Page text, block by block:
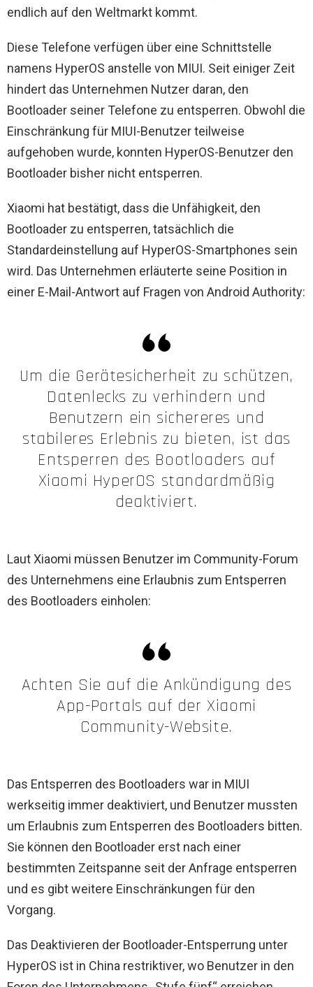
endlich auf den Weltmarkt kommt.
Diese Telefone verfügen über eine Schnittstelle
namens HyperOS anstelle von MIUI. Seit einiger Zeit
hindert das Unternehmen Nutzer daran, den
Bootloader seiner Telefone zu entsperren. Obwohl die
Einschränkung für MIUI-Benutzer teilweise
aufgehoben wurde, konnten HyperOS-Benutzer den
Bootloader bisher nicht entsperren.
Xiaomi hat bestätigt, dass die Unfähigkeit, den
Bootloader zu entsperren, tatsächlich die
Standardeinstellung auf HyperOS-Smartphones sein
wird. Das Unternehmen erläuterte seine Position in
einer E-Mail-Antwort auf Fragen von Android Authority:
Um die Gerätesicherheit zu schützen,
Datenlecks zu verhindern und
Benutzern ein sichereres und
stabileres Erlebnis zu bieten, ist das
Entsperren des Bootloaders auf
Xiaomi HyperOS standardmäßig
deaktiviert.
Laut Xiaomi müssen Benutzer im Community-Forum
des Unternehmens eine Erlaubnis zum Entsperren
des Bootloaders einholen:
Achten Sie auf die Ankündigung des
App-Portals auf der Xiaomi
Community-Website.
Das Entsperren des Bootloaders war in MIUI
werkseitig immer deaktiviert, und Benutzer mussten
um Erlaubnis zum Entsperren des Bootloaders bitten.
Sie können den Bootloader erst nach einer
bestimmten Zeitspanne seit der Anfrage entsperren
und es gibt weitere Einschränkungen für den
Vorgang.
Das Deaktivieren der Bootloader-Entsperrung unter
HyperOS ist in China restriktiver, wo Benutzer in den